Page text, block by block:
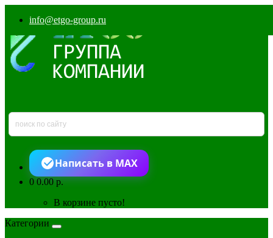
info@etgo-group.ru
Написать в MAX
00.00 р.
В корзине пусто!
Категории